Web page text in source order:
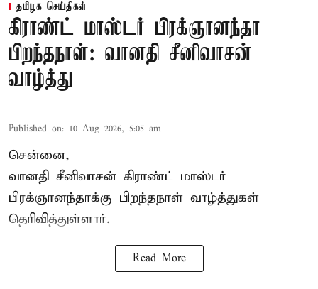
தமிழக செய்திகள்
கிராண்ட் மாஸ்டர் பிரக்ஞானந்தா
பிறந்தநாள்: வானதி சீனிவாசன்
வாழ்த்து
Published on: 10 Aug 2026, 5:05 am
சென்னை,
வானதி சீனிவாசன் கிராண்ட் மாஸ்டர்
பிரக்ஞானந்தாக்கு பிறந்தநாள் வாழ்த்துகள்
தெரிவித்துள்ளார்.
Read More